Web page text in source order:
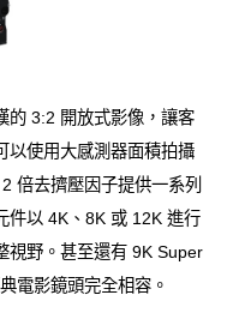
的 3:2 開放式影像，讓客
以使用大感測器面積拍攝
倍去擠壓因子提供一系列
件以 4K、8K 或 12K 進行
視野。甚至還有 9K Super
電影鏡頭完全相容。